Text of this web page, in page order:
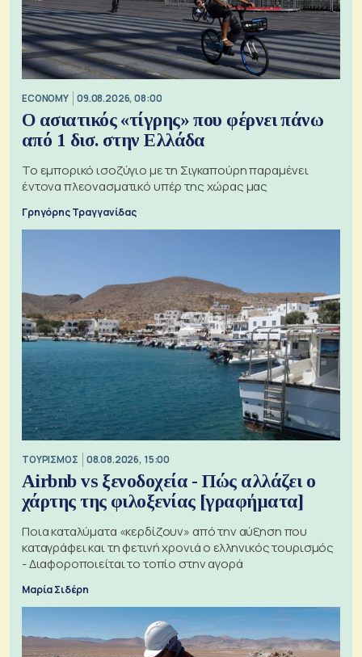
ECONOMY 09.08.2026, 08:00
Ο ασιατικός «τίγρης» που φέρνει πάνω
από 1 δισ. στην Ελλάδα
Το εμπορικό ισοζύγιο με τη Σιγκαπούρη παραμένει
έντονα πλεονασματικό υπέρ της χώρας μας
Γρηγόρης Τραγγανίδας
ΤΟΥΡΙΣΜΟΣ 08.08.2026, 15:00
Airbnb vs ξενοδοχεία - Πώς αλλάζει ο
χάρτης της φιλοξενίας [γραφήματα]
Ποια καταλύματα «κερδίζουν» από την αύξηση που
καταγράφει και τη φετινή χρονιά ο ελληνικός τουρισμός
- Διαφοροποιείται το τοπίο στην αγορά
Μαρία Σιδέρη